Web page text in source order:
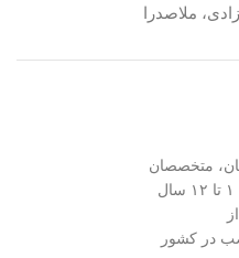
ملاصدرا
متخصصان
و تکنسین‌های مجرب که هرکدام بین ۱ تا ۱۲ سال
در کشور